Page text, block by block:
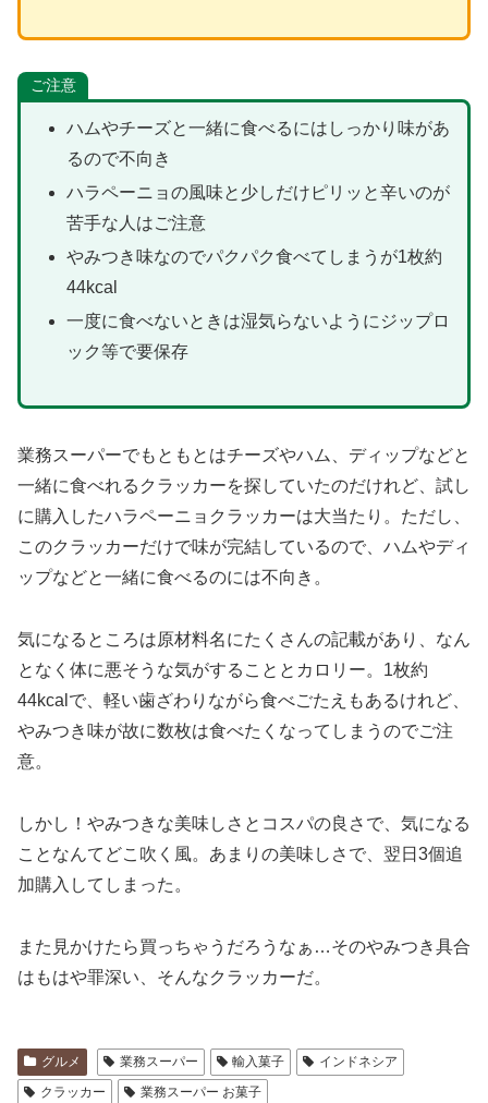
ご注意
ハムやチーズと一緒に食べるにはしっかり味があ
るので不向き
ハラペーニョの風味と少しだけピリッと辛いのが
苦手な人はご注意
やみつき味なのでパクパク食べてしまうが1枚約
44kcal
一度に食べないときは湿気らないようにジップロ
ック等で要保存
業務スーパーでもともとはチーズやハム、ディップなどと
一緒に食べれるクラッカーを探していたのだけれど、試し
に購入したハラペーニョクラッカーは大当たり。ただし、
このクラッカーだけで味が完結しているので、ハムやディ
ップなどと一緒に食べるのには不向き。
気になるところは原材料名にたくさんの記載があり、なん
となく体に悪そうな気がすることとカロリー。1枚約
44kcalで、軽い歯ざわりながら食べごたえもあるけれど、
やみつき味が故に数枚は食べたくなってしまうのでご注
意。
しかし！やみつきな美味しさとコスパの良さで、気になる
ことなんてどこ吹く風。あまりの美味しさで、翌日3個追
加購入してしまった。
また見かけたら買っちゃうだろうなぁ…そのやみつき具合
はもはや罪深い、そんなクラッカーだ。
グルメ 業務スーパー 輸入菓子
インドネシア
クラッカー
業務スーパー お菓子